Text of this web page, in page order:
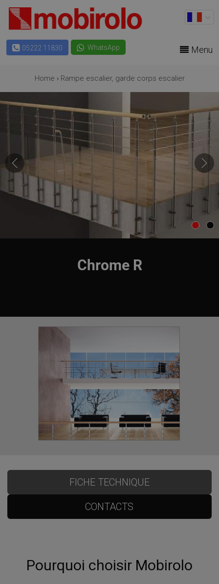
05222 11830 WhatsApp Menu
Home › Rampe escalier, garde corps escalier
Chrome R
FICHE TECHNIQUE
CONTACTS
Pourquoi choisir Mobirolo